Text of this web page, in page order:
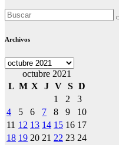
Archivos
Archivos
octubre 2021
L M X J V S D
1
2
3
4
5 6 7 8 9
10
11 12 13 14 15 16 17
18 19 20 21 22 23 24